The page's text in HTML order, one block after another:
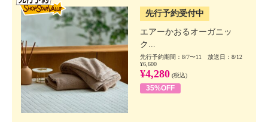
先行予約受付中
エアーかおるオーガニッ
ク...
先行予約期間：8/7〜11 放送日：8/12
¥6,600
¥4,280 (税込)
35%OFF